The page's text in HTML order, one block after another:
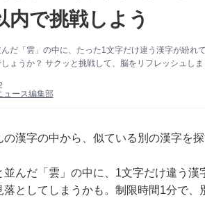
内で挑戦しよう
だ「雲」の中に、たった1文字だけ違う漢字が紛
ょうか？ サクッと挑戦して、脳をリフレッシュしま
ュース編集部
の漢字の中から、似ている別の漢字を
並んだ「雲」の中に、1文字だけ違う
落としてしまうかも。制限時間1分で、